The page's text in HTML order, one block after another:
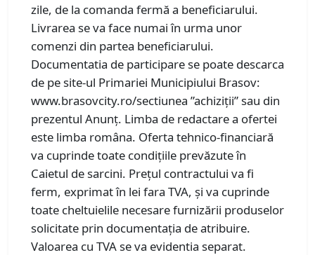
zile, de la comanda fermă a beneficiarului.
Livrarea se va face numai în urma unor
comenzi din partea beneficiarului.
Documentatia de participare se poate descarca
de pe site-ul Primariei Municipiului Brasov:
www.brasovcity.ro/sectiunea ”achiziții” sau din
prezentul Anunț. Limba de redactare a ofertei
este limba româna. Oferta tehnico-financiară
va cuprinde toate condițiile prevăzute în
Caietul de sarcini. Prețul contractului va fi
ferm, exprimat în lei fara TVA, și va cuprinde
toate cheltuielile necesare furnizării produselor
solicitate prin documentația de atribuire.
Valoarea cu TVA se va evidentia separat.